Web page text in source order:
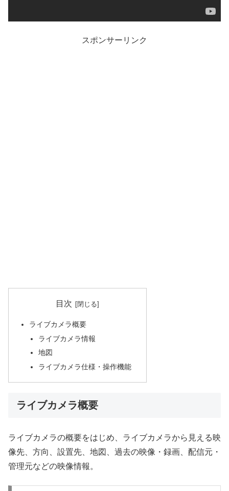
スポンサーリンク
目次
ライブカメラ概要
ライブカメラ情報
地図
ライブカメラ仕様・操作機能
ライブカメラ概要
ライブカメラの概要をはじめ、ライブカメラから見える映
像先、方向、設置先、地図、過去の映像・録画、配信元・
管理元などの映像情報。